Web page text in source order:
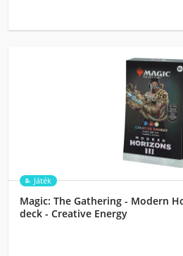
Játék
Magic: The Gathering - Modern
deck - Creative Energy